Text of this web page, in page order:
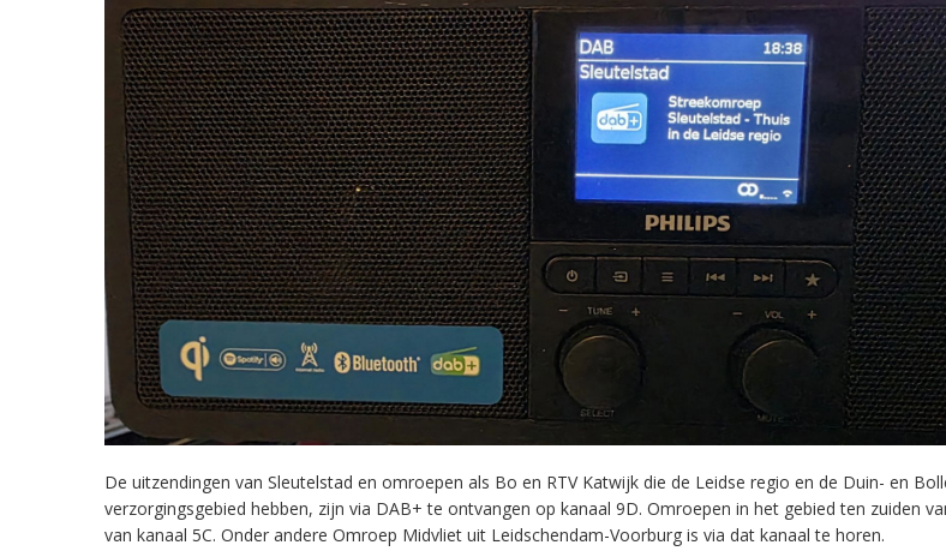
De uitzendingen van Sleutelstad en omroepen als Bo en RTV Katwijk die de Leidse regio en de Duin- en
verzorgingsgebied hebben, zijn via DAB+ te ontvangen op kanaal 9D. Omroepen in het gebied ten zuiden
van kanaal 5C. Onder andere Omroep Midvliet uit Leidschendam-Voorburg is via dat kanaal te horen.